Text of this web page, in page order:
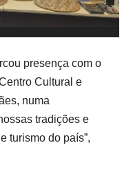
presença com o
Cultural e
numa
tradições e
turismo do país”,